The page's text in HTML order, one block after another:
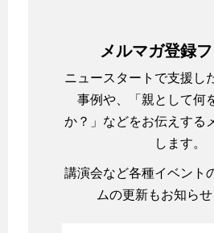
メルマガ登録
ニュースタートで支援し
事例や、「親として何
か？」などをお伝えする
します。
講演会など各種イベント
ムの更新もお知らせ